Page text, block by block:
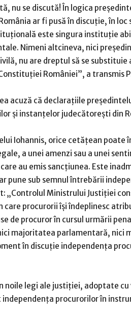
nu se discută! În logica
ar fi pusă în discuţie, în
este singura instituţie
Nimeni altcineva, nici
nu are dreptul să se
României”, a transmis
acuză că declaraţiile
şi instanţelor judecătoreşti din
Iohannis, orice cetăţean poate
a unei amenzi sau a unei
au emis sancţiunea. Este
pune sub semnul întrebării
„Controlul Ministrului Justiţiei
care procurorii îşi îndeplinesc
de procuror în cursul urmării
majoritatea parlamentară, nici
în discuţie independenţa
noile legi ale justiţiei, adoptate cu
procurorilor în